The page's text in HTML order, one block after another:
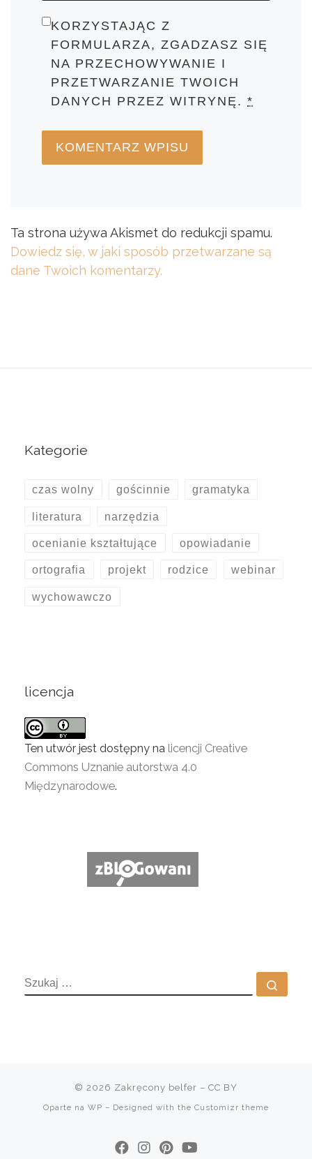
KORZYSTAJĄC Z
FORMULARZA, ZGADZASZ SIĘ
NA PRZECHOWYWANIE I
PRZETWARZANIE TWOICH
DANYCH PRZEZ WITRYNĘ.*
Ta strona używa Akismet do redukcji spamu.
Dowiedz się, w jaki sposób przetwarzane są
dane Twoich komentarzy.
Kategorie
czas wolny gościnnie gramatyka
literatura narzędzia
ocenianie kształtujące opowiadanie
ortografia projekt rodzice webinar
wychowawczo
licencja
Ten utwór jest dostępny na licencji Creative
Commons Uznanie autorstwa 4.0
Międzynarodowe.
SZUKAJ
© 2026 Zakręcony belfer – CC BY
Oparte na WP – Designed with the Customizr theme